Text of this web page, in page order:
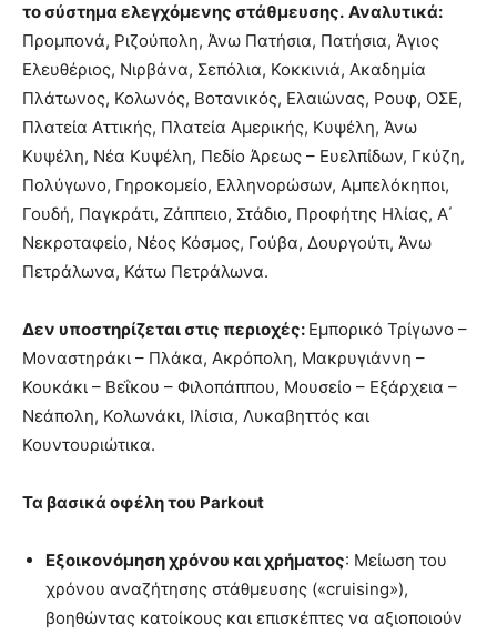
το σύστημα ελεγχόμενης στάθμευσης. Αναλυτικά:
Προμπονά, Ριζούπολη, Άνω Πατήσια, Πατήσια, Άγιος
Ελευθέριος, Νιρβάνα, Σεπόλια, Κοκκινιά, Ακαδημία
Πλάτωνος, Κολωνός, Βοτανικός, Ελαιώνας, Ρουφ, ΟΣΕ,
Πλατεία Αττικής, Πλατεία Αμερικής, Κυψέλη, Άνω
Κυψέλη, Νέα Κυψέλη, Πεδίο Άρεως – Ευελπίδων, Γκύζη,
Πολύγωνο, Γηροκομείο, Ελληνορώσων, Αμπελόκηποι,
Γουδή, Παγκράτι, Ζάππειο, Στάδιο, Προφήτης Ηλίας, Α΄
Νεκροταφείο, Νέος Κόσμος, Γούβα, Δουργούτι, Άνω
Πετράλωνα, Κάτω Πετράλωνα.
Δεν υποστηρίζεται στις περιοχές: Εμπορικό Τρίγωνο –
Μοναστηράκι – Πλάκα, Ακρόπολη, Μακρυγιάννη –
Κουκάκι – Βεΐκου – Φιλοπάππου, Μουσείο – Εξάρχεια –
Νεάπολη, Κολωνάκι, Ιλίσια, Λυκαβηττός και
Κουντουριώτικα.
Τα βασικά οφέλη του Parkout
Εξοικονόμηση χρόνου και χρήματος: Μείωση του
χρόνου αναζήτησης στάθμευσης («cruising»),
βοηθώντας κατοίκους και επισκέπτες να αξιοποιούν